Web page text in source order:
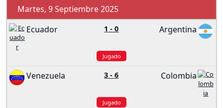
Martes, 9 Septiembre 2025
Ecuador
1 -0 Argentina
Jugado
Venezuela 3 -6 Colombia
Jugado